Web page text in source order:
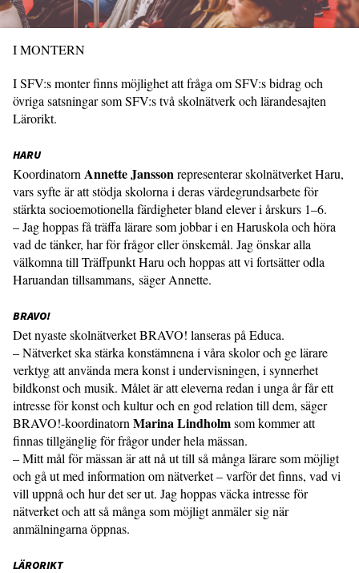
I MONTERN
I SFV:s monter finns möjlighet att fråga om SFV:s bidrag och
övriga satsningar som SFV:s två skolnätverk och lärandesajten
Lärorikt.
HARU
Koordinatorn Annette Janssonrepresenterar skolnätverket Haru,
vars syfte är att stödja skolorna i deras värdegrundsarbete för
stärkta socioemotionella färdigheter bland elever i årskurs 1–6.
– Jag hoppas få träffa lärare som jobbar i en Haruskola och höra
vad de tänker, har för frågor eller önskemål. Jag önskar alla
välkomna till Träffpunkt Haru och hoppas att vi fortsätter odla
Haruandan tillsammans, säger Annette.
BRAVO!
Det nyaste skolnätverket BRAVO! lanseras på Educa.
– Nätverket ska stärka konstämnena i våra skolor och ge lärare
verktyg att använda mera konst i undervisningen, i synnerhet
bildkonst och musik. Målet är att eleverna redan i unga år får ett
intresse för konst och kultur och en god relation till dem, säger
BRAVO!-koordinatorn Marina Lindholmsom kommer att
finnas tillgänglig för frågor under hela mässan.
– Mitt mål för mässan är att nå ut till så många lärare som möjligt
och gå ut med information om nätverket – varför det finns, vad vi
vill uppnå och hur det ser ut. Jag hoppas väcka intresse för
nätverket och att så många som möjligt anmäler sig när
anmälningarna öppnas.
LÄRORIKT